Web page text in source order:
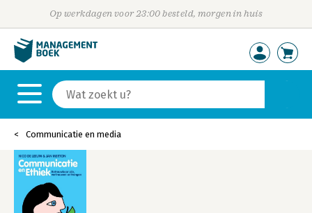
Op werkdagen voor 23:00 besteld, morgen in huis
Communicatie en media